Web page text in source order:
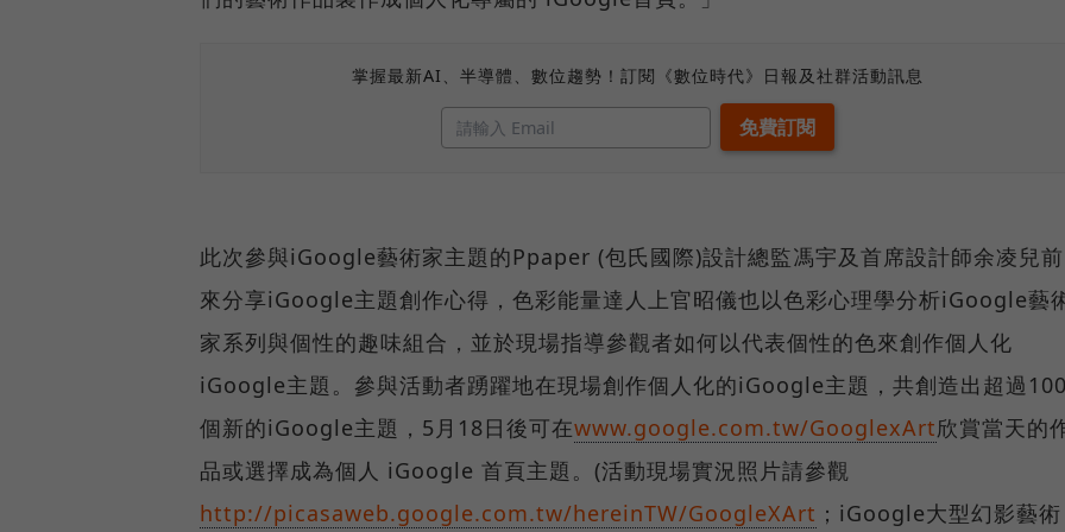
掌握最新AI、半導體、數位趨勢！訂閱《數位時代》日報及社群活動訊息
此次參與iGoogle藝術家主題的Ppaper (包氏國際)設計總監馮宇及首席設計師余凌兒前
來分享iGoogle主題創作心得，色彩能量達人上官昭儀也以色彩心理學分析iGoogle藝
家系列與個性的趣味組合，並於現場指導參觀者如何以代表個性的色來創作個人化
iGoogle主題。參與活動者踴躍地在現場創作個人化的iGoogle主題，共創造出超過100
個新的iGoogle主題，5月18日後可在www.google.com.tw/GooglexArt欣賞當天的
品或選擇成為個人 iGoogle 首頁主題。(活動現場實況照片請參觀
http://picasaweb.google.com.tw/hereinTW/GoogleXArt ；iGoogle大型幻影藝術